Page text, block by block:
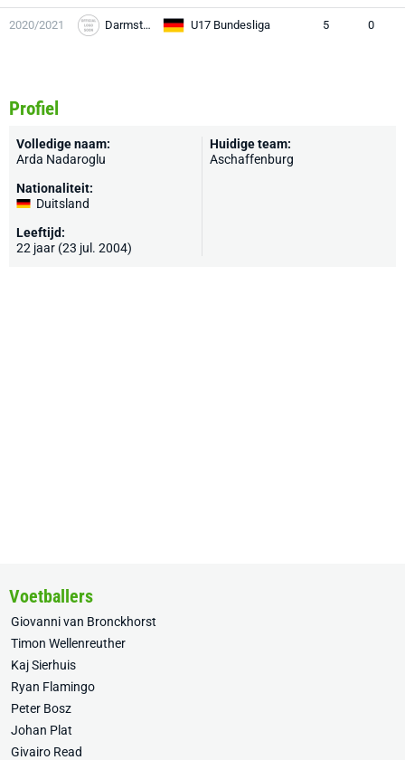
2020/2021 Darmstadt U17 Bundesliga 5 0
Profiel
Volledige naam:
Arda Nadaroglu
Nationaliteit:
Duitsland
Leeftijd:
22 jaar (23 jul. 2004)
Huidige team:
Aschaffenburg
Voetballers
Giovanni van Bronckhorst
Timon Wellenreuther
Kaj Sierhuis
Ryan Flamingo
Peter Bosz
Johan Plat
Givairo Read